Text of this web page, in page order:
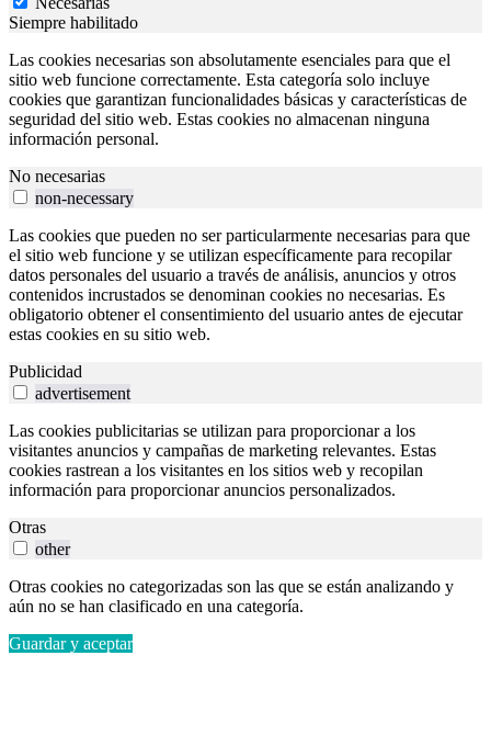
Siempre habilitado
Las cookies necesarias son absolutamente esenciales para que el
sitio web funcione correctamente. Esta categoría solo incluye
cookies que garantizan funcionalidades básicas y características de
seguridad del sitio web. Estas cookies no almacenan ninguna
información personal.
No necesarias
non-necessary
Las cookies que pueden no ser particularmente necesarias para que
el sitio web funcione y se utilizan específicamente para recopilar
datos personales del usuario a través de análisis, anuncios y otros
contenidos incrustados se denominan cookies no necesarias. Es
obligatorio obtener el consentimiento del usuario antes de ejecutar
estas cookies en su sitio web.
Publicidad
advertisement
Las cookies publicitarias se utilizan para proporcionar a los
visitantes anuncios y campañas de marketing relevantes. Estas
cookies rastrean a los visitantes en los sitios web y recopilan
información para proporcionar anuncios personalizados.
Otras
other
Otras cookies no categorizadas son las que se están analizando y
aún no se han clasificado en una categoría.
Guardar y aceptar